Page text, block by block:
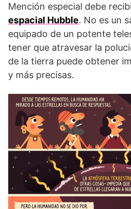
Mención especial debe
espacial Hubble. No es un
equipado de un potente
tener que atravesar la
de la tierra puede obtener
y más precisas.